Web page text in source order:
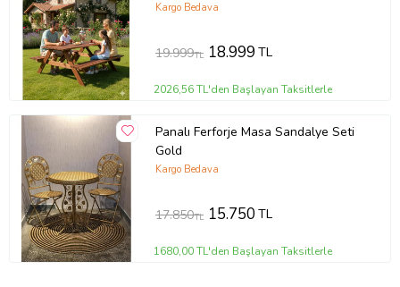
(Kahverengi-Kahve)
Kargo Bedava
19.999TL 18.999TL
2026,56 TL'den Başlayan Taksitlerle
Panalı Ferforje Masa Sandalye Seti
Gold
Kargo Bedava
17.850TL 15.750TL
1680,00 TL'den Başlayan Taksitlerle